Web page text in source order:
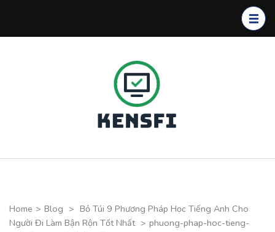
Home > Blog > Bỏ Túi 9 Phương Pháp Học Tiếng Anh Cho
Người Đi Làm Bận Rộn Tốt Nhất > phuong-phap-hoc-tieng-